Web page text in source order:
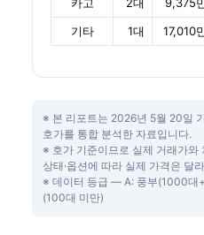
기타
1대 17,010
※ 본 리포트는 2026년 5월 20일
호가를 통합 분석한 자료입니다.
※ 호가 기준이므로 실제 거래가와
상태·옵션에 따라 실제 가격은 달
※ 데이터 등급 — A: 풍부(1000대
(100대 미만)